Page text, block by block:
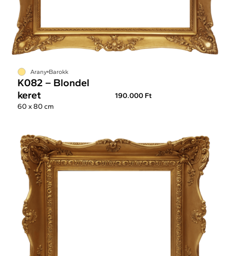
Arany Barokk
K082 – Blondel
keret
190.000 Ft
60 x 80 cm